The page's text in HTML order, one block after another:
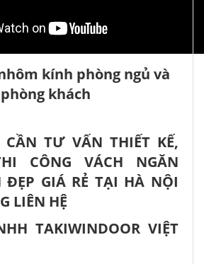
kính phòng ngủ và
phòng khách
CẦN TƯ VẤN THIẾT KẾ,
CÔNG VÁCH NGĂN
ĐẸP GIÁ RẺ TẠI HÀ NỘI
LIÊN HỆ
TAKIWINDOOR VIỆT